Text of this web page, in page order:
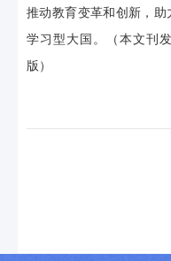
推动教育变革和创新，助
学习型大国。（本文刊
版）